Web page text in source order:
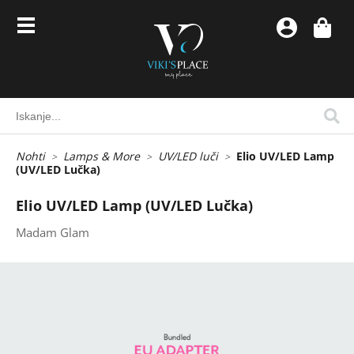
Nohti Lamps & More UV/LED luči
Elio UV/LED Lamp
(UV/LED Lučka)
Elio UV/LED Lamp (UV/LED Lučka)
Madam Glam